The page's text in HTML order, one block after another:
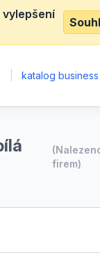
vylepšení
katalog
firem)